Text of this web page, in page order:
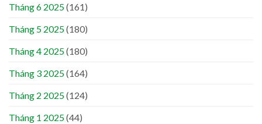
Tháng 6 2025(161)
Tháng 5 2025(180)
Tháng 4 2025(180)
Tháng 3 2025(164)
Tháng 2 2025(124)
Tháng 1 2025(44)